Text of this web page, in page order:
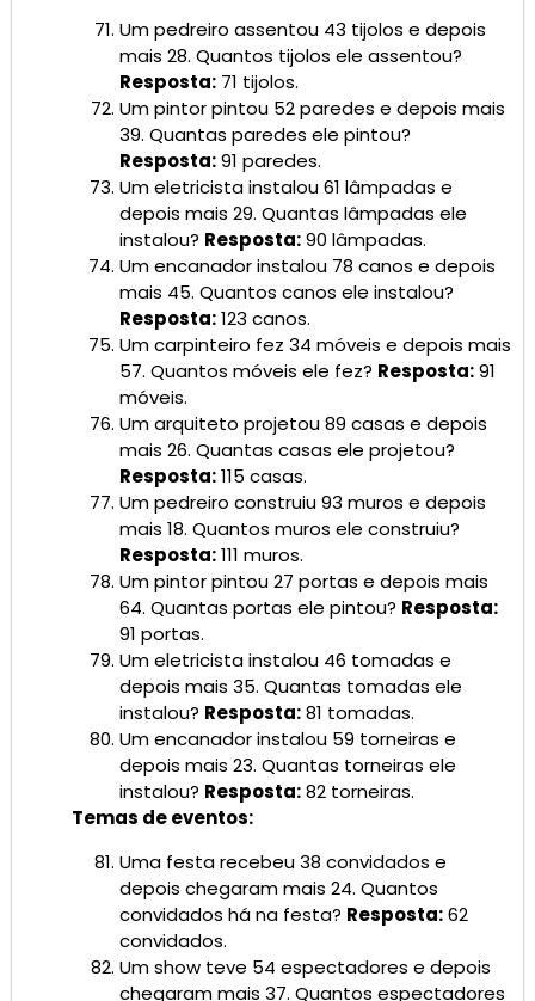
Um pedreiro assentou 43 tijolos e depois
mais 28. Quantos tijolos ele assentou?
Resposta: 71 tijolos.
Um pintor pintou 52 paredes e depois mais
39. Quantas paredes ele pintou?
Resposta:91 paredes.
Um eletricista instalou 61 lâmpadas e
depois mais 29. Quantas lâmpadas ele
instalou? Resposta:90 lâmpadas.
Um encanador instalou 78 canos e depois
mais 45. Quantos canos ele instalou?
Resposta:123 canos.
Um carpinteiro fez 34 móveis e depois mais
57. Quantos móveis ele fez? Resposta:91
móveis.
Um arquiteto projetou 89 casas e depois
mais 26. Quantas casas ele projetou?
Resposta:115 casas.
Um pedreiro construiu 93 muros e depois
mais 18. Quantos muros ele construiu?
Resposta:111 muros.
Um pintor pintou 27 portas e depois mais
64. Quantas portas ele pintou? Resposta:
91 portas.
Um eletricista instalou 46 tomadas e
depois mais 35. Quantas tomadas ele
instalou? Resposta:81 tomadas.
Um encanador instalou 59 torneiras e
depois mais 23. Quantas torneiras ele
instalou? Resposta:82 torneiras.
Temas de eventos:
Uma festa recebeu 38 convidados e
depois chegaram mais 24. Quantos
convidados há na festa? Resposta:62
convidados.
Um show teve 54 espectadores e depois
chegaram mais 37. Quantos espectadores